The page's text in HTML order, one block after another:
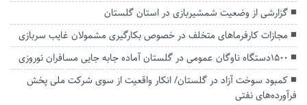
گزارشی از وضعیت شمشیربازی در استان گلستان
مجازات کارفرما‌های متخلف در خصوص بکارگیری مشمولان غایب سربازی
۱۵۰۰دستگاه ناوگان عمومی در گلستان آماده جابه جایی مسافران نوروزی
کمبود سوخت آزاد در گلستان/ انکار واقعیت از سوی شرکت ملی پخش
فرآورده‌های نفتی